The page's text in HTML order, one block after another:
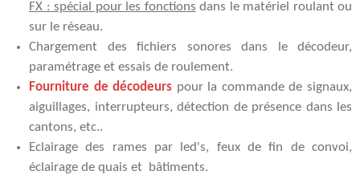
FX : spécial pour les fonctions dans le matériel roulant ou
sur le réseau.
Chargement des fichiers sonores dans le décodeur,
paramétrage et essais de roulement.
Fourniture de décodeurs pour la commande de signaux,
aiguillages, interrupteurs, détection de présence dans les
cantons, etc..
Eclairage des rames par led's, feux de fin de convoi,
éclairage de quais et bâtiments.